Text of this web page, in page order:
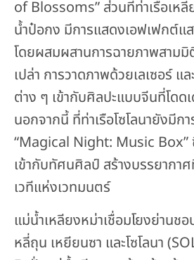
of Blossoms” ส่วนที่ท่าเรือเห
น้ำป๋อกง มีการแสดงเอฟเฟกต์แส
โดยผสมผสานการฉายภาพสาม
เปล่า การวาดภาพด้วยเลเซอร์ แ
ต่าง ๆ เข้ากับศิลปะแบบจีนที่โด
นอกจากนี้ ที่ท่าเรือโซโลนายังมีก
“Magical Night: Music
เข้ากับทัศนศิลป์ สร้างบรรยากา
เวทีแห่งเวทมนตร์
แม่น้ำเหลียงหม่าเชื่อมโยงย่านช
หลี่ถุน เหยียนซา และโซโลนา